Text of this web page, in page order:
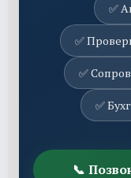
✅
✅
✅
✅
📞